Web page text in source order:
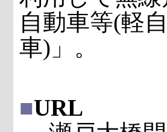
自動車等(軽
車)」。
■URL